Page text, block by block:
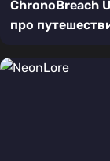
ChronoBreach
про